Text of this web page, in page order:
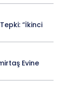
“İkinci
Evine